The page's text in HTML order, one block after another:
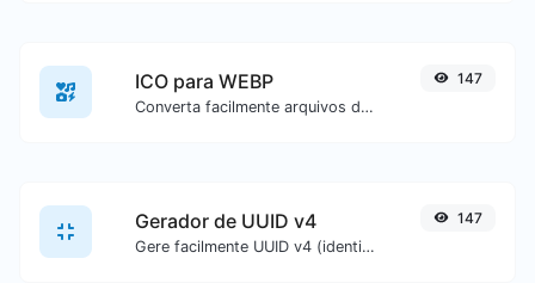
ICO para WEBP
Converta facilmente arquivos de imagem ICO para WEBP.
147
Gerador de UUID v4
Gere facilmente UUID v4 (identificador universalmente único) com a ajuda da nossa ferramenta.
147